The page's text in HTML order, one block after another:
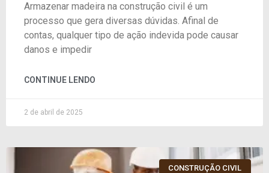
Armazenar madeira na construção civil é um
processo que gera diversas dúvidas. Afinal de
contas, qualquer tipo de ação indevida pode causar
danos e impedir
CONTINUE LENDO
2 de abril de 2025
CONSTRUÇÃO CIVIL